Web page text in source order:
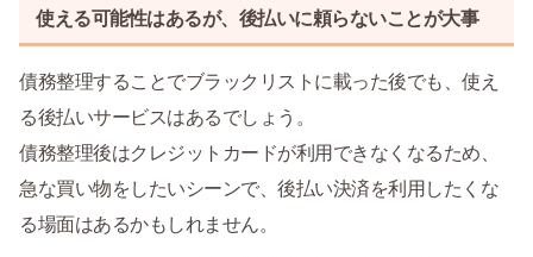
使える可能性はあるが、後払いに頼らないことが大事
債務整理することでブラックリストに載った後でも、使え
る後払いサービスはあるでしょう。
債務整理後はクレジットカードが利用できなくなるため、
急な買い物をしたいシーンで、後払い決済を利用したくな
る場面はあるかもしれません。